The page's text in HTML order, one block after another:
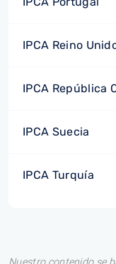
IPCA Reino
IPCA República
IPCA Suecia
IPCA Turquía